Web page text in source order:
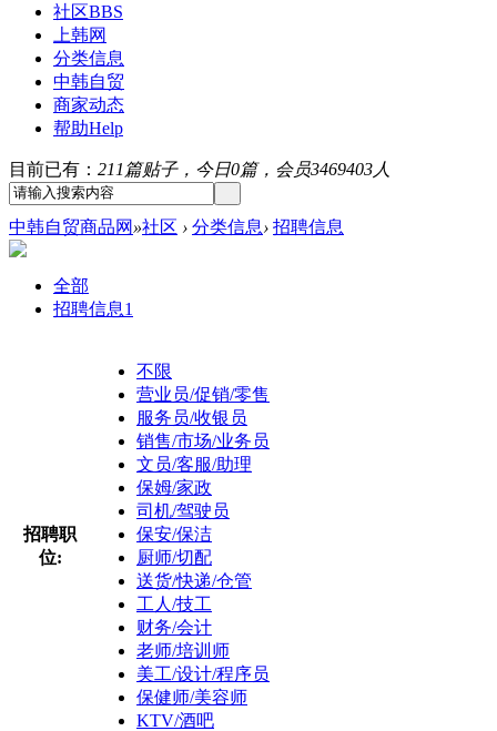
社区BBS
上韩网
分类信息
中韩自贸
商家动态
帮助Help
目前已有： 211篇贴子，今日0篇，会员3469403人
中韩自贸商品网 »社区 › 分类信息› 招聘信息
全部
招聘信息1
招聘职
位:
不限
营业员/促销/零售
服务员/收银员
销售/市场/业务员
文员/客服/助理
保姆/家政
司机/驾驶员
保安/保洁
厨师/切配
送货/快递/仓管
工人/技工
财务/会计
老师/培训师
美工/设计/程序员
保健师/美容师
KTV/酒吧